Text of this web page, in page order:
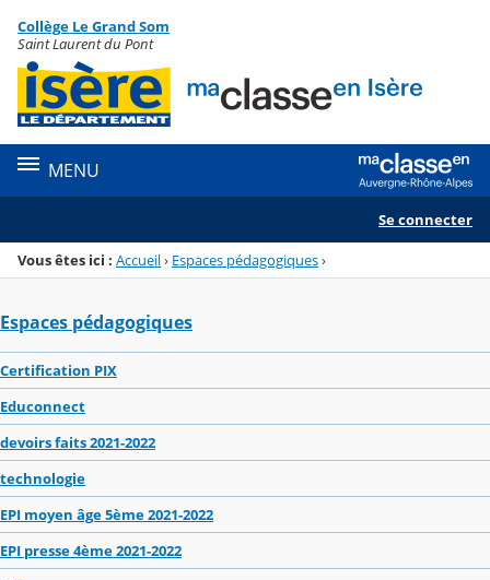
Menu de la rubrique
Contenu
Collège Le Grand Som
Saint Laurent du Pont
MENU
Se connecter
Vous êtes ici : Accueil› Espaces pédagogiques›
Espaces pédagogiques
Certification PIX
Educonnect
devoirs faits 2021-2022
technologie
EPI moyen âge 5ème 2021-2022
EPI presse 4ème 2021-2022